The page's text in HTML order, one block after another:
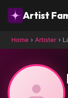
Artist
Home › Artister ›